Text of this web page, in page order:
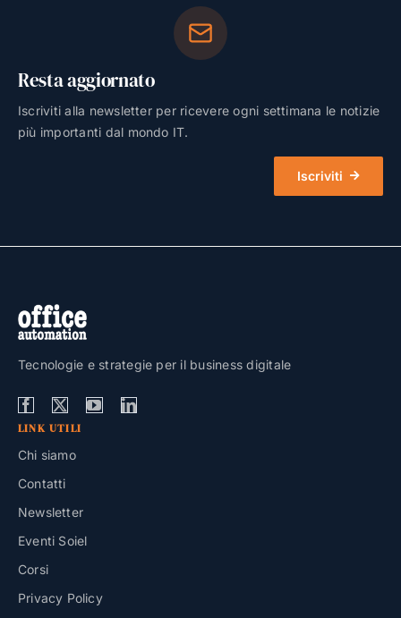
Resta aggiornato
Iscriviti alla newsletter per ricevere ogni settimana le notizie
più importanti dal mondo IT.
Iscriviti
Tecnologie e strategie per il business digitale
LINK UTILI
Chi siamo
Contatti
Newsletter
Eventi Soiel
Corsi
Privacy Policy